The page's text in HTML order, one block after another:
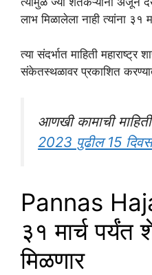
लाभ मिळालेला नाही त्यांना ३१
त्या संदर्भात माहिती
संकेतस्थळावर प्रकाशित
आणखी कामाची
2023 पुढील 15
Pannas
३१ मार्च पर्यंत
मिळणार